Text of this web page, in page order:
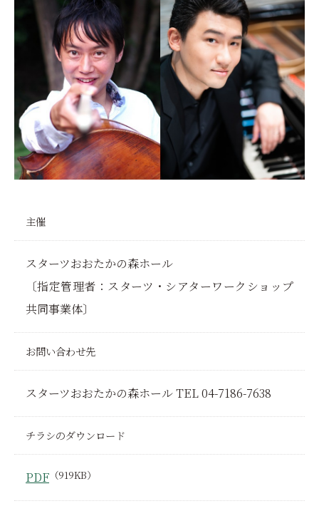
主催
スターツおおたかの森ホール
〔指定管理者：スターツ・シアターワークショップ
共同事業体〕
お問い合わせ先
スターツおおたかの森ホール TEL 04-7186-7638
チラシのダウンロード
PDF （919KB）